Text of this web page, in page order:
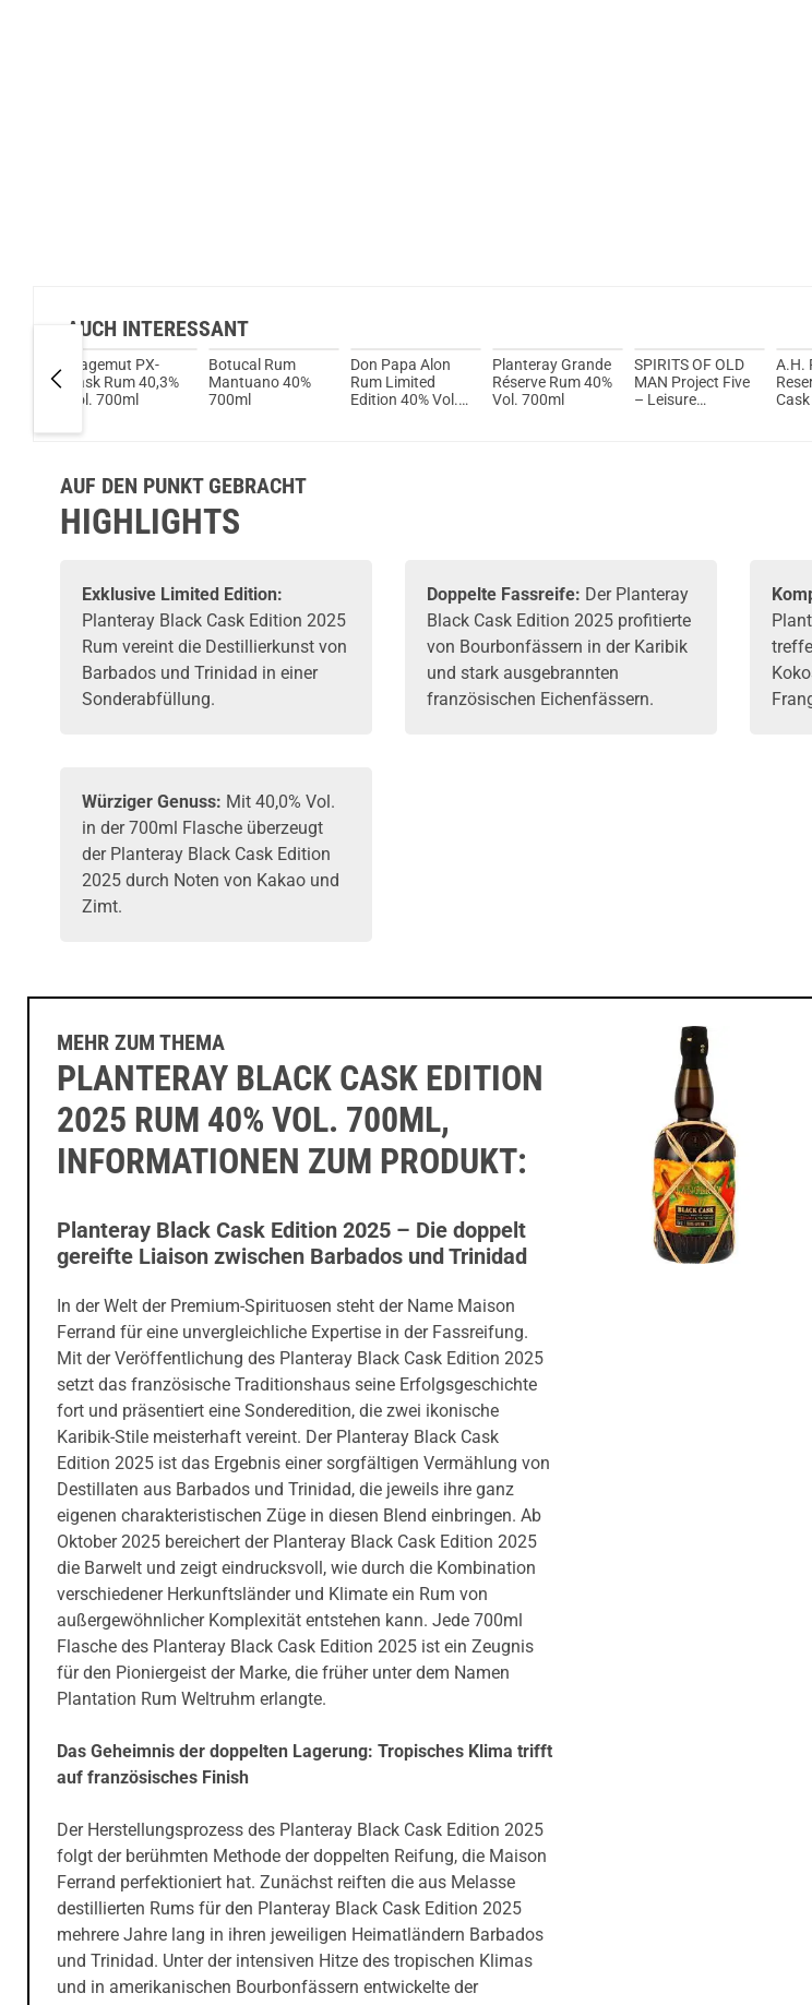
AUCH INTERESSANT
Wagemut PX-
Cask Rum 40,3%
Vol. 700ml
Botucal Rum
Mantuano 40%
700ml
Don Papa Alon
Rum Limited
Edition 40% Vol.
Planteray Grande
Réserve Rum 40%
Vol. 700ml
SPIRITS OF OLD
MAN Project Five
– Leisure
A.H.
AUF DEN PUNKT GEBRACHT
HIGHLIGHTS
Exklusive Limited Edition:
Planteray Black Cask Edition 2025
Rum vereint die Destillierkunst von
Barbados und Trinidad in einer
Sonderabfüllung.
Doppelte Fassreife: Der Planteray
Black Cask Edition 2025 profitierte
von Bourbonfässern in der Karibik
und stark ausgebrannten
französischen Eichenfässern.
Würziger Genuss: Mit 40,0% Vol.
in der 700ml Flasche überzeugt
der Planteray Black Cask Edition
2025 durch Noten von Kakao und
Zimt.
MEHR ZUM THEMA
PLANTERAY BLACK CASK EDITION
2025 RUM 40% VOL. 700ML,
INFORMATIONEN ZUM PRODUKT:
Planteray Black Cask Edition 2025 – Die doppelt
gereifte Liaison zwischen Barbados und Trinidad
In der Welt der Premium-Spirituosen steht der Name Maison
Ferrand für eine unvergleichliche Expertise in der Fassreifung.
Mit der Veröffentlichung des Planteray Black Cask Edition 2025
setzt das französische Traditionshaus seine Erfolgsgeschichte
fort und präsentiert eine Sonderedition, die zwei ikonische
Karibik-Stile meisterhaft vereint. Der Planteray Black Cask
Edition 2025 ist das Ergebnis einer sorgfältigen Vermählung von
Destillaten aus Barbados und Trinidad, die jeweils ihre ganz
eigenen charakteristischen Züge in diesen Blend einbringen. Ab
Oktober 2025 bereichert der Planteray Black Cask Edition 2025
die Barwelt und zeigt eindrucksvoll, wie durch die Kombination
verschiedener Herkunftsländer und Klimate ein Rum von
außergewöhnlicher Komplexität entstehen kann. Jede 700ml
Flasche des Planteray Black Cask Edition 2025 ist ein Zeugnis
für den Pioniergeist der Marke, die früher unter dem Namen
Plantation Rum Weltruhm erlangte.
Das Geheimnis der doppelten Lagerung: Tropisches Klima trifft
auf französisches Finish
Der Herstellungsprozess des Planteray Black Cask Edition 2025
folgt der berühmten Methode der doppelten Reifung, die Maison
Ferrand perfektioniert hat. Zunächst reiften die aus Melasse
destillierten Rums für den Planteray Black Cask Edition 2025
mehrere Jahre lang in ihren jeweiligen Heimatländern Barbados
und Trinidad. Unter der intensiven Hitze des tropischen Klimas
und in amerikanischen Bourbonfässern entwickelte der